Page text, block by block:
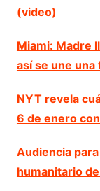
(video)
Miami: Madre
así se une una
NYT revela
6 de enero
Audiencia
humanitario